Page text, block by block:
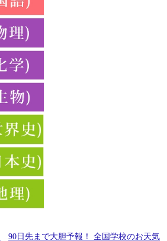
90日先まで大胆予報！ 全国学校のお天気